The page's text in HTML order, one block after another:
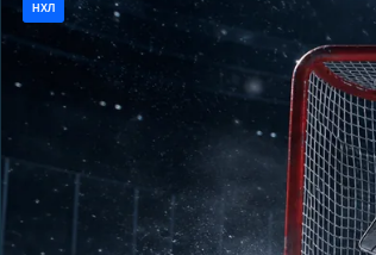
НХЛ